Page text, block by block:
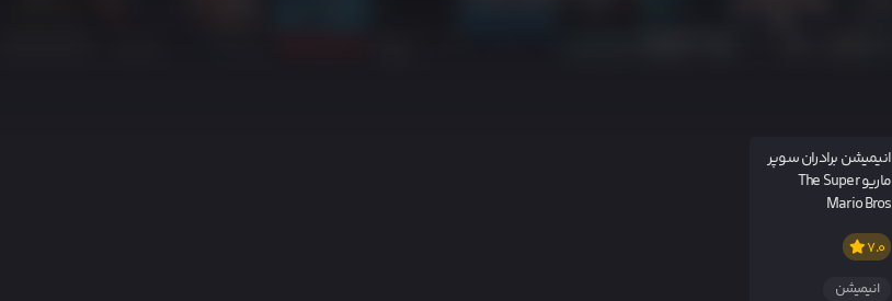
انیمیشن برادران سوپر
ماریو The Super
Mario Bros
7.0
انیمیشن